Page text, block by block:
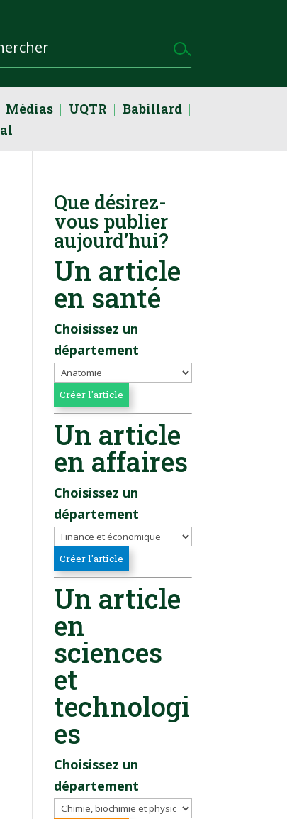
Médias UQTR
Babillard
Que désirez-
vous publier
aujourd’hui?
Un article
en santé
Choisissez un
département
Un article
en affaires
Choisissez un
département
Un article
en
sciences
et
technologi
es
Choisissez un
département